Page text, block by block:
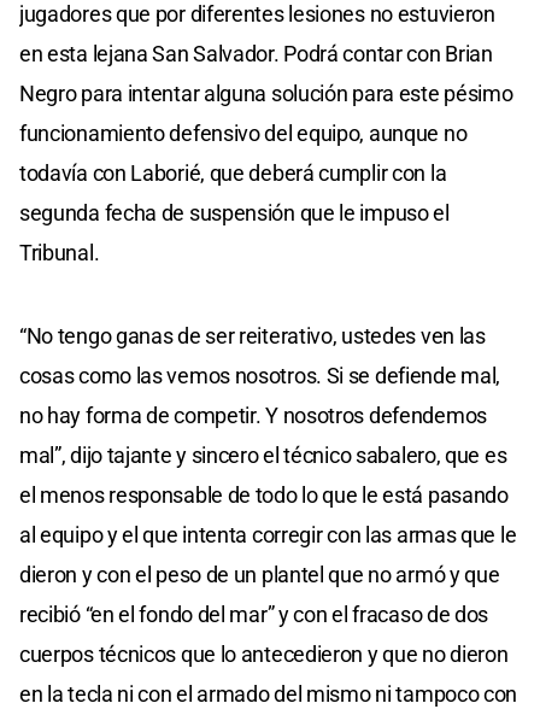
jugadores que por diferentes lesiones no estuvieron
en esta lejana San Salvador. Podrá contar con Brian
Negro para intentar alguna solución para este pésimo
funcionamiento defensivo del equipo, aunque no
todavía con Laborié, que deberá cumplir con la
segunda fecha de suspensión que le impuso el
Tribunal.
“No tengo ganas de ser reiterativo, ustedes ven las
cosas como las vemos nosotros. Si se defiende mal,
no hay forma de competir. Y nosotros defendemos
mal”, dijo tajante y sincero el técnico sabalero, que es
el menos responsable de todo lo que le está pasando
al equipo y el que intenta corregir con las armas que le
dieron y con el peso de un plantel que no armó y que
recibió “en el fondo del mar” y con el fracaso de dos
cuerpos técnicos que lo antecedieron y que no dieron
en la tecla ni con el armado del mismo ni tampoco con